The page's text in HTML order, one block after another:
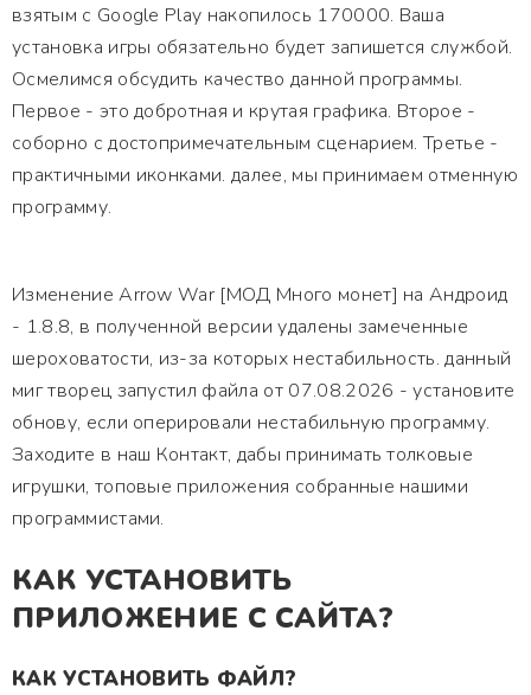
взятым с Google Play накопилось 170000. Ваша
установка игры обязательно будет запишется службой.
Осмелимся обсудить качество данной программы.
Первое - это добротная и крутая графика. Второе -
соборно с достопримечательным сценарием. Третье -
практичными иконками. далее, мы принимаем отменную
программу.
Изменение Arrow War [МОД Много монет] на Андроид
- 1.8.8, в полученной версии удалены замеченные
шероховатости, из-за которых нестабильность. данный
миг творец запустил файла от 07.08.2026 - установите
обнову, если оперировали нестабильную программу.
Заходите в наш Контакт, дабы принимать толковые
игрушки, топовые приложения собранные нашими
программистами.
КАК УСТАНОВИТЬ
ПРИЛОЖЕНИЕ С САЙТА?
КАК УСТАНОВИТЬ ФАЙЛ?